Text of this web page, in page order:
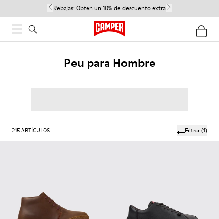
Rebajas: Obtén un 10% de descuento extra
Peu para Hombre
Filtrar(1)
215ARTÍCULOS